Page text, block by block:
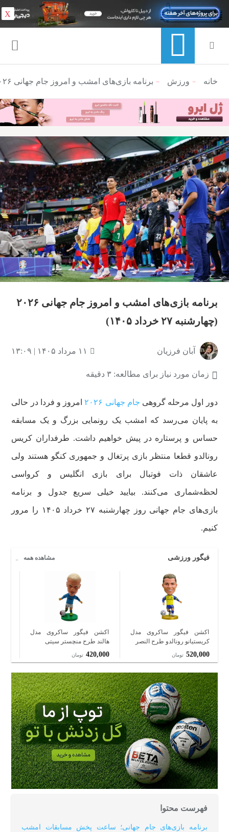
منوی ناوبری خرده نان
خانه ورزش برنامه بازی‌های امشب و امروز جام جهانی ۲۰۲۶ (چهارشنبه ۲۷ خرداد ۱۴۰۵)
برنامه بازی‌های امشب و امروز جام جهانی ۲۰۲۶
(چهارشنبه ۲۷ خرداد ۱۴۰۵)
آبان فرزیان ۱۱ مرداد ۱۴۰۵ | ۱۳:۰۹
زمان مورد نیاز برای مطالعه: ۳ دقیقه
دور اول مرحله گروهی جام جهانی ۲۰۲۶ امروز و فردا در حالی
به پایان می‌رسد که امشب یک رونمایی بزرگ و یک مسابقه
حساس و پرستاره در پیش خواهیم داشت. طرفداران کریس
رونالدو قطعا منتظر بازی پرتغال و جمهوری کنگو هستند ولی
عاشقان ذات فوتبال برای بازی انگلیس و کرواسی
لحظه‌شماری می‌کنند. بیایید خیلی سریع جدول و برنامه
بازی‌های جام جهانی روز چهارشنبه ۲۷ خرداد ۱۴۰۵ را مرور
کنیم.
فیگور ورزشی مشاهده همه
اکشن فیگور ساکروی مدل
کریستیانو رونالدو طرح النصر
520,000 تومان
اکشن فیگور ساکروی مدل
هالند طرح منچستر سیتی
420,000 تومان
فهرست محتوا
برنامه بازی‌های جام جهانی؛ ساعت پخش مسابقات امشب
X